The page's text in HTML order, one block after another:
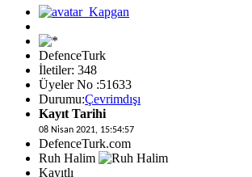
DefenceTurk
İletiler: 348
Üyeler No :51633
Durumu:Çevrimdışı
Kayıt Tarihi
08 Nisan 2021, 15:54:57
DefenceTurk.com
Ruh Halim
Kayıtlı